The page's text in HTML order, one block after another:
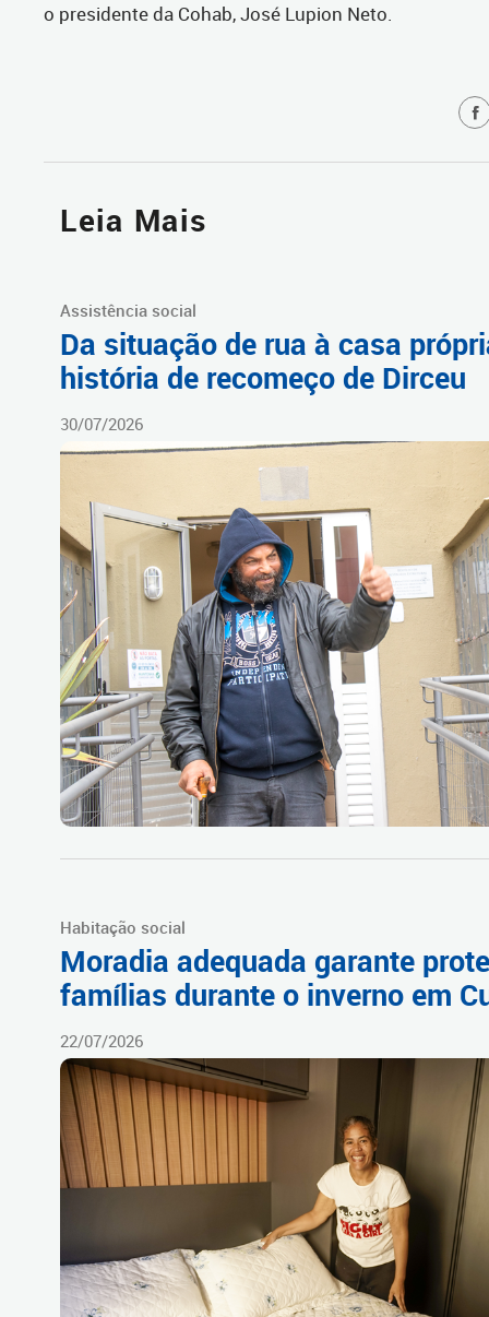
o presidente da Cohab, José Lupion Neto.
Leia Mais
Assistência social
Da situação de rua à casa
história de recomeço de Dirceu
30/07/2026
Habitação social
Moradia adequada garante
famílias durante o inverno em
22/07/2026